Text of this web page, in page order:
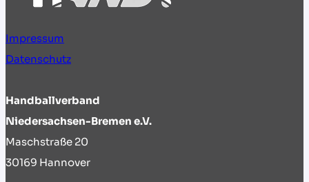
Impressum
Datenschutz
Handballverband
Niedersachsen-Bremen e.V.
Maschstraße 20
30169 Hannover